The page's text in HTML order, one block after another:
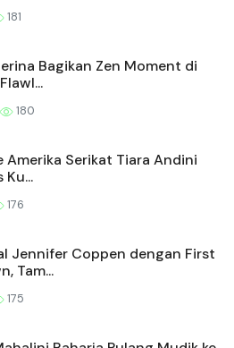
181
Bagikan Zen Moment di
180
Amerika Serikat Tiara Andini
Ku...
176
Jennifer Coppen dengan First
Tam...
175